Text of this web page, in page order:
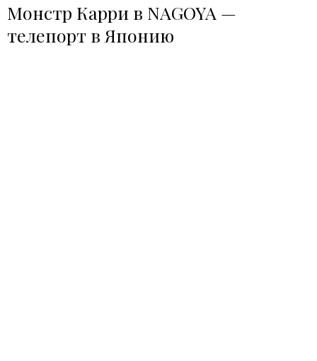
Монстр Карри в NAGOYA —
телепорт в Японию